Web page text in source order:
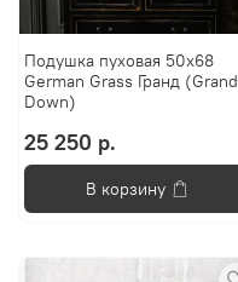
Подушка пуховая 50х68
German Grass Гранд (Grand
Down)
25 250 р.
В корзину